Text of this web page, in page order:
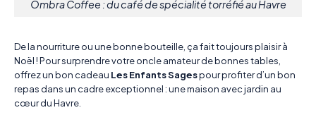
Ombra Coffee : du café de spécialité torréfié au Havre
De la nourriture ou une bonne bouteille, ça fait toujours plaisir à
Noël ! Pour surprendre votre oncle amateur de bonnes tables,
offrez un bon cadeau Les Enfants Sagespour profiter d’un bon
repas dans un cadre exceptionnel : une maison avec jardin au
cœur du Havre.